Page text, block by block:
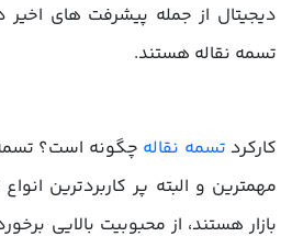
دیجیتال از جمله پیشرفت های اخیر
تسمه نقاله هستند.
کارکرد تسمه نقاله چگونه است؟
مهمترین و البته پر کاربردترین
بازار هستند، از محبوبیت بالایی